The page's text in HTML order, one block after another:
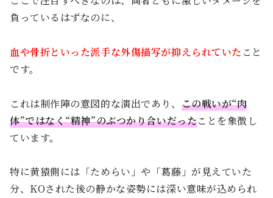
負っているはずなのに、
血や骨折といった派手な外傷描写が抑えられていた こと
です。
これは制作陣の意図的な演出であり、 この戦いが“肉
体”ではなく“精神”のぶつかり合いだったことを象徴し
ています。
特に黄猿側には「ためらい」や「葛藤」が見えていた
分、KOされた後の静かな姿勢には深い意味が込められ